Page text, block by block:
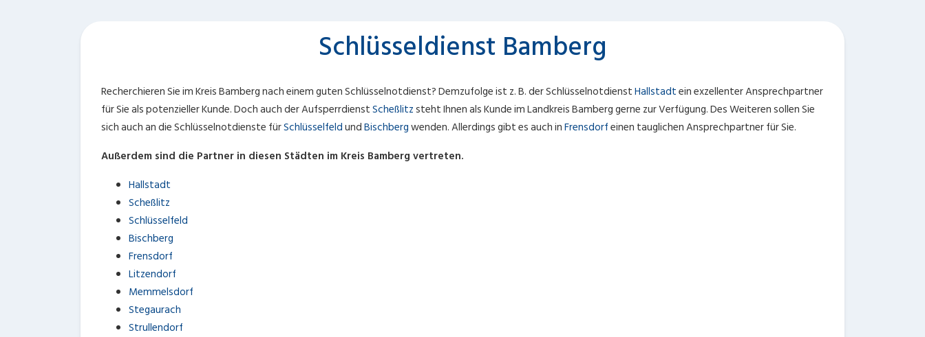
Schlüsseldienst Bamberg
Recherchieren Sie im Kreis Bamberg nach einem guten Schlüsselnotdienst? Demzufolge ist z. B. der SchlüsselnotdienstHallstadtein exzellenter Ansprechpartner
für Sie als potenzieller Kunde. Doch auch der AufsperrdienstScheßlitzsteht Ihnen als Kunde im Landkreis Bamberg gerne zur Verfügung. Des Weiteren sollen Sie
sich auch an die Schlüsselnotdienste fürSchlüsselfeldundBischbergwenden. Allerdings gibt es auch inFrensdorfeinen tauglichen Ansprechpartner für Sie.
Außerdem sind die Partner in diesen Städten im Kreis Bamberg vertreten.
Hallstadt
Scheßlitz
Schlüsselfeld
Bischberg
Frensdorf
Litzendorf
Memmelsdorf
Stegaurach
Strullendorf